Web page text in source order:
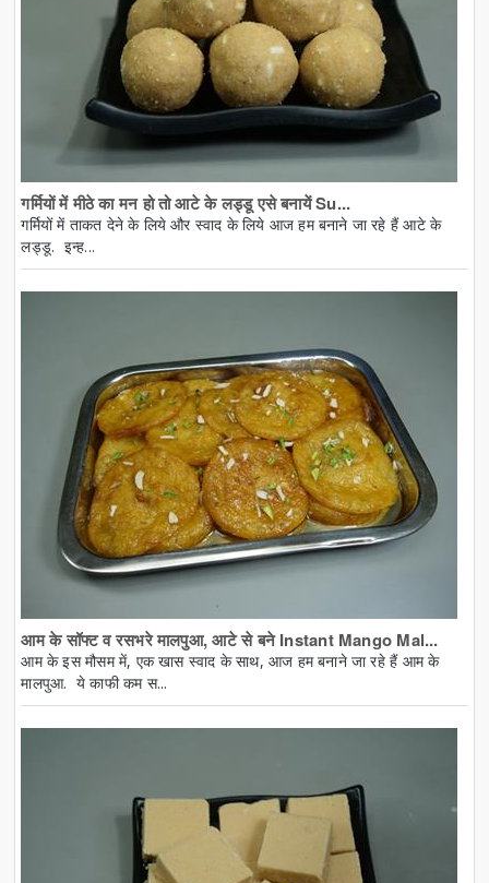
गर्मियों में मीठे का मन हो तो आटे के लड्डू एसे बनायें Su...
गर्मियों में ताकत देने के लिये और स्वाद के लिये आज हम बनाने जा रहे हैं आटे के
लड्डू. इन्ह...
आम के सॉफ्ट व रसभरे मालपुआ, आटे से बने Instant Mango Mal...
आम के इस मौसम में, एक खास स्वाद के साथ, आज हम बनाने जा रहे हैं आम के
मालपुआ. ये काफी कम स...